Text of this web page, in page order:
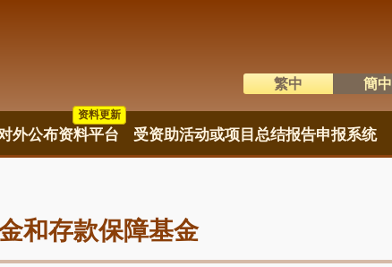
語系切換
繁中 簡中
外公布资料平台
资料更新
资料更新
受资助活动或项目总结报告申报系统
和存款保障基金